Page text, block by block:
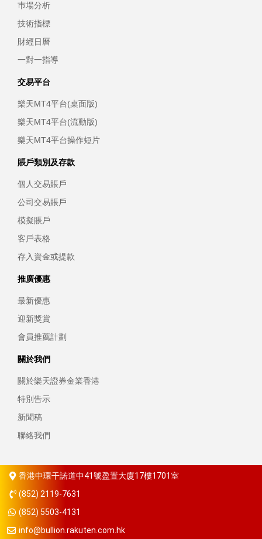
巿場分析
技術指標
財經日曆
一對一指導
交易平台
樂天MT4平台(桌面版)
樂天MT4平台(流動版)
樂天MT4平台操作短片
賬戶類別及存款
個人交易賬戶
公司交易賬戶
模擬賬戶
客戶表格
存入資金或提款
推廣優惠
最新優惠
迎新獎賞
會員推薦計劃
關於我們
關於樂天證券金業香港
特別告示
新聞稿
聯絡我們
香港中環干諾道中41號盈置大廈17樓1701室
(852) 2119-7631
(852) 5503-4131
info@bullion.rakuten.com.hk